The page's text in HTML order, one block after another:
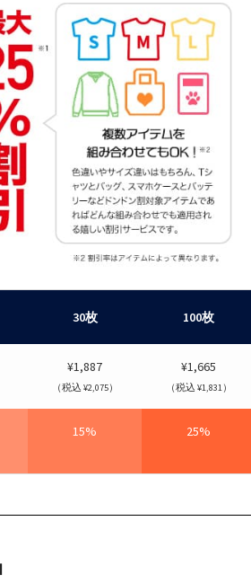
30枚 100枚
¥1,887
（税込 ¥2,075）
¥1,665
（税込 ¥1,831）
15% 25%